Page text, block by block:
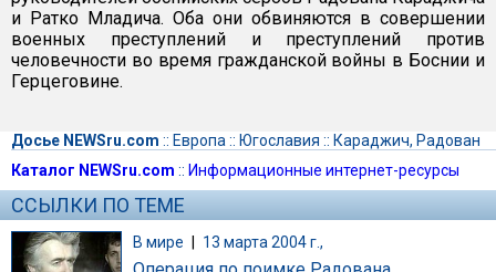
и Ратко Младича. Оба они обвиняются в совершении
военных преступлений и преступлений против
человечности во время гражданской войны в Боснии и
Герцеговине.
Досье NEWSru.com :: Европа :: Югославия :: Караджич, Радован
Каталог NEWSru.com :: Информационные интернет-ресурсы
ССЫЛКИ ПО ТЕМЕ
В мире | 13 марта 2004 г.,